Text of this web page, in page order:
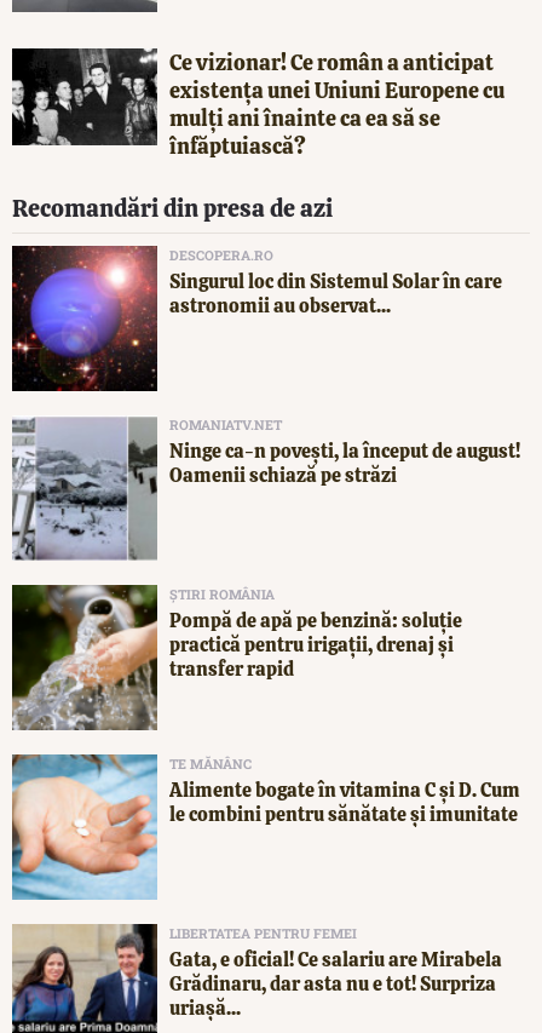
Ce vizionar! Ce român a anticipat
existența unei Uniuni Europene cu
mulți ani înainte ca ea să se
înfăptuiască?
Recomandări din presa de azi
DESCOPERA.RO
Singurul loc din Sistemul Solar în care
astronomii au observat...
ROMANIATV.NET
Ninge ca-n povești, la început de august!
Oamenii schiază pe străzi
ȘTIRI ROMÂNIA
Pompă de apă pe benzină: soluție
practică pentru irigații, drenaj și
transfer rapid
TE MĂNÂNC
Alimente bogate în vitamina C și D. Cum
le combini pentru sănătate și imunitate
LIBERTATEA PENTRU FEMEI
Gata, e oficial! Ce salariu are Mirabela
Grădinaru, dar asta nu e tot! Surpriza
uriașă...